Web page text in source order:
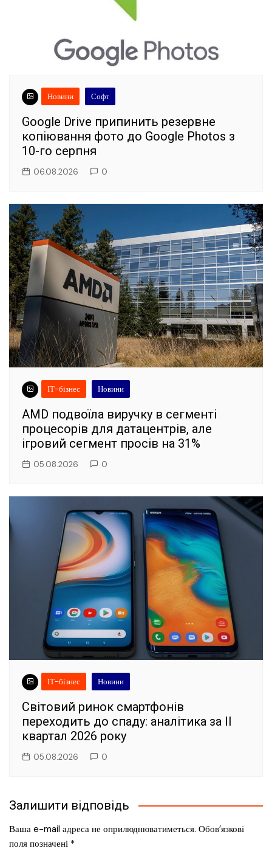
Новини Софт
Google Drive припинить резервне
копіювання фото до Google Photos з
10-го серпня
06.08.2026 0
ІТ-бізнес Новини
AMD подвоїла виручку в сегменті
процесорів для датацентрів, але
ігровий сегмент просів на 31%
05.08.2026 0
ІТ-бізнес Новини
Світовий ринок смартфонів
переходить до спаду: аналітика за II
квартал 2026 року
05.08.2026 0
Залишити відповідь
Ваша e-mail адреса не оприлюднюватиметься. Обов’язкові
поля позначені *